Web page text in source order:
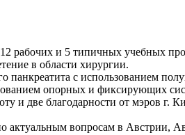
рабочих и 5 типичных учебных
в области хирургии.
с использованием
опорных и фиксирующих
и две благодарности от мэров г.
актуальным вопросам в